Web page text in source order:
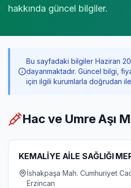
hakkında güncel bilgiler.
Bu sayfadaki bilgiler Haziran
dayanmaktadır. Güncel bilgi,
için ilgili kurumlarla doğrudan
Hac ve Umre Aşı
KEMALİYE AİLE SAĞLIĞI
İshakpaşa Mah. Cumhuriyet
Erzincan